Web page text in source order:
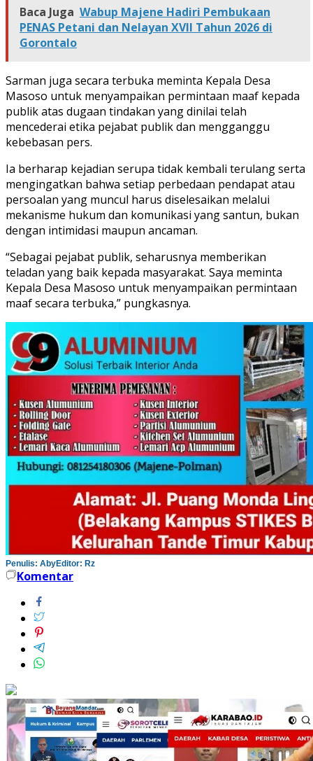
Baca Juga Wabup Majene Hadiri Pembukaan
PENAS Petani dan Nelayan XVII Tahun 2026 di
Gorontalo
Sarman juga secara terbuka meminta Kepala Desa
Masoso untuk menyampaikan permintaan maaf kepada
publik atas dugaan tindakan yang dinilai telah
mencederai etika pejabat publik dan mengganggu
kebebasan pers.
Ia berharap kejadian serupa tidak kembali terulang serta
mengingatkan bahwa setiap perbedaan pendapat atau
persoalan yang muncul harus diselesaikan melalui
mekanisme hukum dan komunikasi yang santun, bukan
dengan intimidasi maupun ancaman.
“Sebagai pejabat publik, seharusnya memberikan
teladan yang baik kepada masyarakat. Saya meminta
Kepala Desa Masoso untuk menyampaikan permintaan
maaf secara terbuka,” pungkasnya.
Penulis: AbyEditor: Rz
Komentar